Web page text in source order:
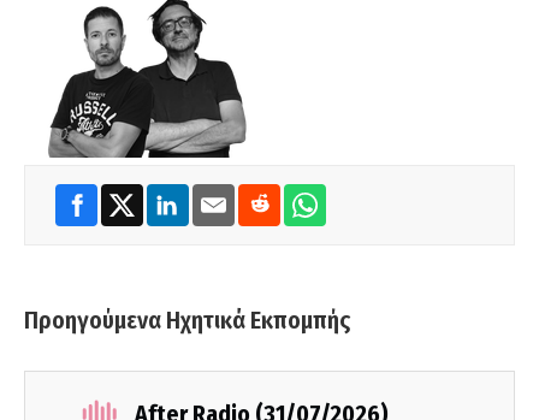
Προηγούμενα Ηχητικά Εκπομπής
After Radio (31/07/2026)